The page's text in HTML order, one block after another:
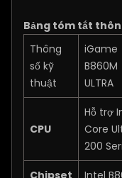
Bảng tóm tắt
Thông
số kỹ
thuật
iGame
B860M
ULTRA
CPU
Hỗ trợ
Core
200
Chipset Intel